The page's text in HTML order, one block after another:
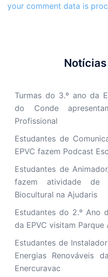
your comment data is
Turmas do 3.º ano da
do Conde
Profissional
Estudantes de
EPVC fazem Podcast
Estudantes de
fazem atividade de
Biocultural na Ajudaris
Estudantes do 2.º Ano
da EPVC visitam
Estudantes de
Energias Renováveis
Enercuravac